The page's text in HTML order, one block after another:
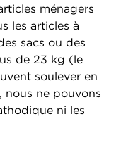
ménagers
les articles à
sacs ou des
de 23 kg (le
soulever en
nous ne pouvons
ni les